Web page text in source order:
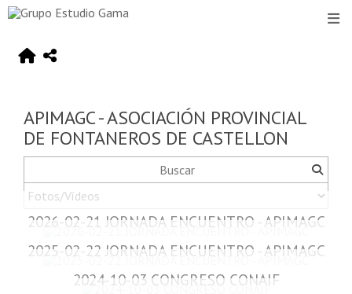
APIMAGC - ASOCIACIÓN PROVINCIAL
DE FONTANEROS DE CASTELLON
2026-02-21 JORNADA ENCUENTRO - APIMAGC
2025-02-22 JORNADA ENCUENTRO - APIMAGC
2024-10-03 CONGRESO CONAIF